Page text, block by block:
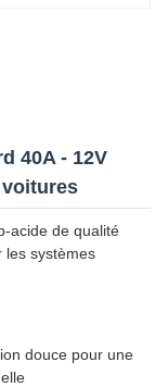
40A - 12V
voitures
acide de qualité
les systèmes
douce pour une